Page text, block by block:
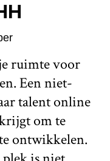
ruimte voor
Een niet-
talent online
om te
ontwikkelen.